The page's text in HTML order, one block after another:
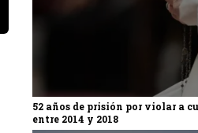
52 años de prisión por violar a
entre 2014 y 2018